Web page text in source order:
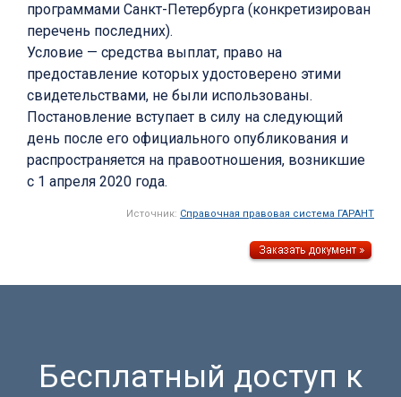
программами Санкт-Петербурга (конкретизирован
перечень последних).
Условие — средства выплат, право на
предоставление которых удостоверено этими
свидетельствами, не были использованы.
Постановление вступает в силу на следующий
день после его официального опубликования и
распространяется на правоотношения, возникшие
с 1 апреля 2020 года.
Источник: Справочная правовая система ГАРАНТ
Бесплатный доступ к